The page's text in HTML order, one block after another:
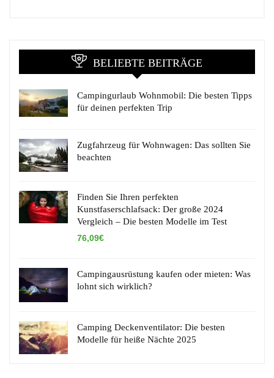
BELIEBTE BEITRÄGE
Campingurlaub Wohnmobil: Die besten Tipps
für deinen perfekten Trip
Zugfahrzeug für Wohnwagen: Das sollten Sie
beachten
Finden Sie Ihren perfekten
Kunstfaserschlafsack: Der große 2024
Vergleich – Die besten Modelle im Test
76,09€
Campingausrüstung kaufen oder mieten: Was
lohnt sich wirklich?
Camping Deckenventilator: Die besten
Modelle für heiße Nächte 2025